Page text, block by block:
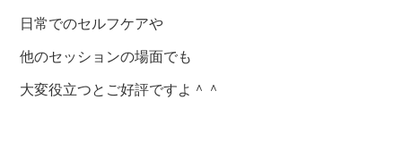
日常でのセルフケアや
他のセッションの場面でも
大変役立つとご好評ですよ＾＾